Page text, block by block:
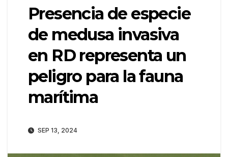
Presencia de especie
de medusa invasiva
en RD representa un
peligro para la fauna
marítima
SEP 13, 2024